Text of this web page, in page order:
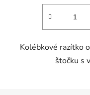
Kolébkové razítko
štočku s